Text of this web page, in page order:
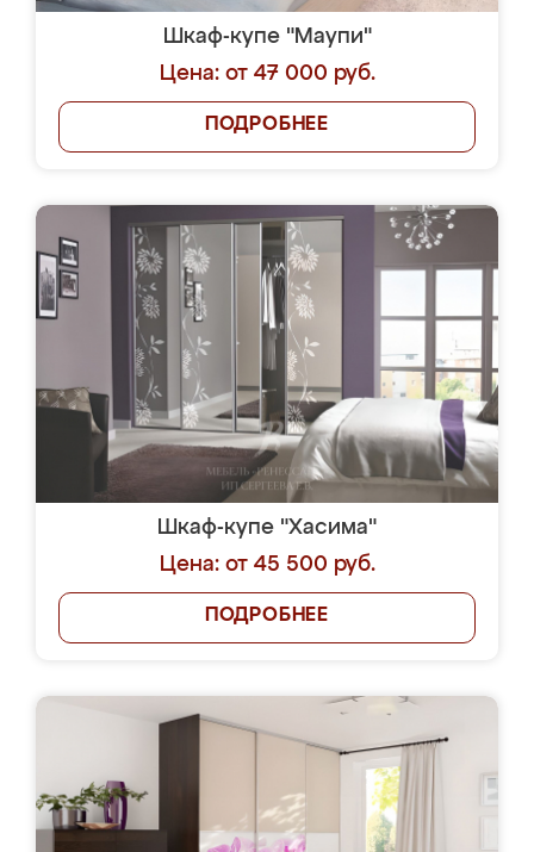
Шкаф-купе "Маупи"
Цена: от 47 000 руб.
ПОДРОБНЕЕ
Шкаф-купе "Хасима"
Цена: от 45 500 руб.
ПОДРОБНЕЕ